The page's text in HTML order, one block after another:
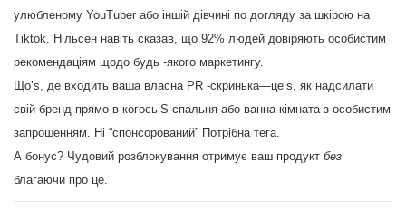
улюбленому YouTuber або іншій дівчині по догляду за шкірою на
Tiktok. Нільсен навіть сказав, що 92% людей довіряють особистим
рекомендаціям щодо будь -якого маркетингу.
Що’s, де входить ваша власна PR -скринька—це’s, як надсилати
свій бренд прямо в когось’S спальня або ванна кімната з особистим
запрошенням. Ні “спонсорований” Потрібна тега.
А бонус? Чудовий розблокування отримує ваш продукт без
благаючи про це.